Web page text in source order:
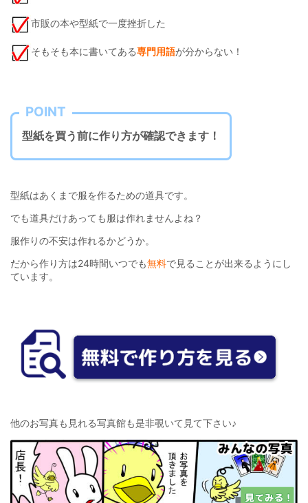
市販の本や型紙で一度挫折した
そもそも本に書いてある専門用語が分からない！
POINT
型紙を買う前に作り方が確認できます！
型紙はあくまで服を作るための道具です。
でも道具だけあっても服は作れませんよね？
服作りの不安は作れるかどうか。
だから作り方は24時間いつでも無料で見ることが出来るようにし
ています。
他のお写真も見れる写真館も是非覗いて見て下さい♪